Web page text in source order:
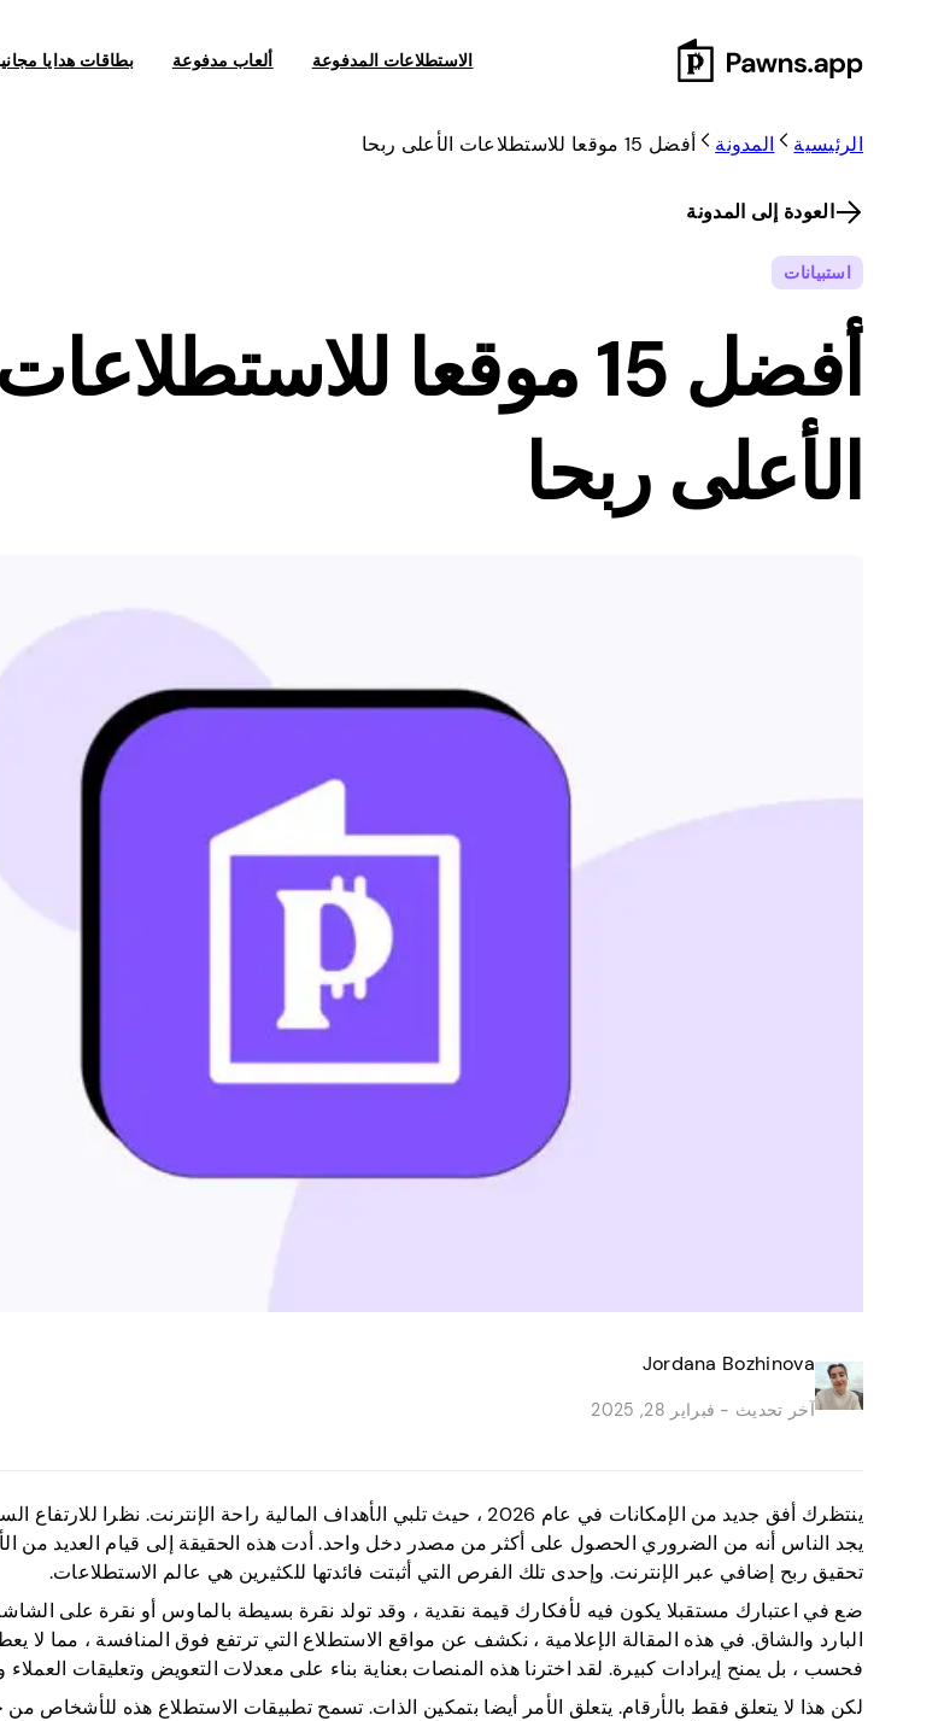
الاستطلاعات المدفوعة ألعاب مدفوعة بطاقات هدايا
الرئيسية المدونة أفضل 15 موقعا للاستطلاعات الأعلى ربحا
العودة إلى المدونة
استبيانات
أفضل 15 موقعا للاستطلاعات
الأعلى ربحا
Jordana Bozhinova
آخر تحديث - فبراير 28, 2025
ينتظرك أفق جديد من الإمكانات في عام 2026 ، حيث تلبي الأهداف المالية راحة الإنترنت.
يجد الناس أنه من الضروري الحصول على أكثر من مصدر دخل واحد. أدت هذه الحقيقة إلى قيام العديد من
تحقيق ربح إضافي عبر الإنترنت. وإحدى تلك الفرص التي أثبتت فائدتها للكثيرين هي عالم الاستطلاعات.
ضع في اعتبارك مستقبلا يكون فيه لأفكارك قيمة نقدية ، وقد تولد نقرة بسيطة بالماوس أو نقرة على
البارد والشاق. في هذه المقالة الإعلامية ، نكشف عن مواقع الاستطلاع التي ترتفع فوق المنافسة ، مما لا
فحسب ، بل يمنح إيرادات كبيرة. لقد اخترنا هذه المنصات بعناية بناء على معدلات التعويض وتعليقات العملاء
لكن هذا لا يتعلق فقط بالأرقام. يتعلق الأمر أيضا بتمكين الذات. تسمح تطبيقات الاستطلاع هذه للأشخاص من